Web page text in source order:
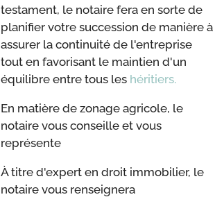
testament, le notaire fera en sorte de
planifier votre succession de manière à
assurer la continuité de l'entreprise
tout en favorisant le maintien d'un
équilibre entre tous les héritiers.
En matière de zonage agricole, le
notaire vous conseille et vous
représente
À titre d'expert en droit immobilier, le
notaire vous renseignera